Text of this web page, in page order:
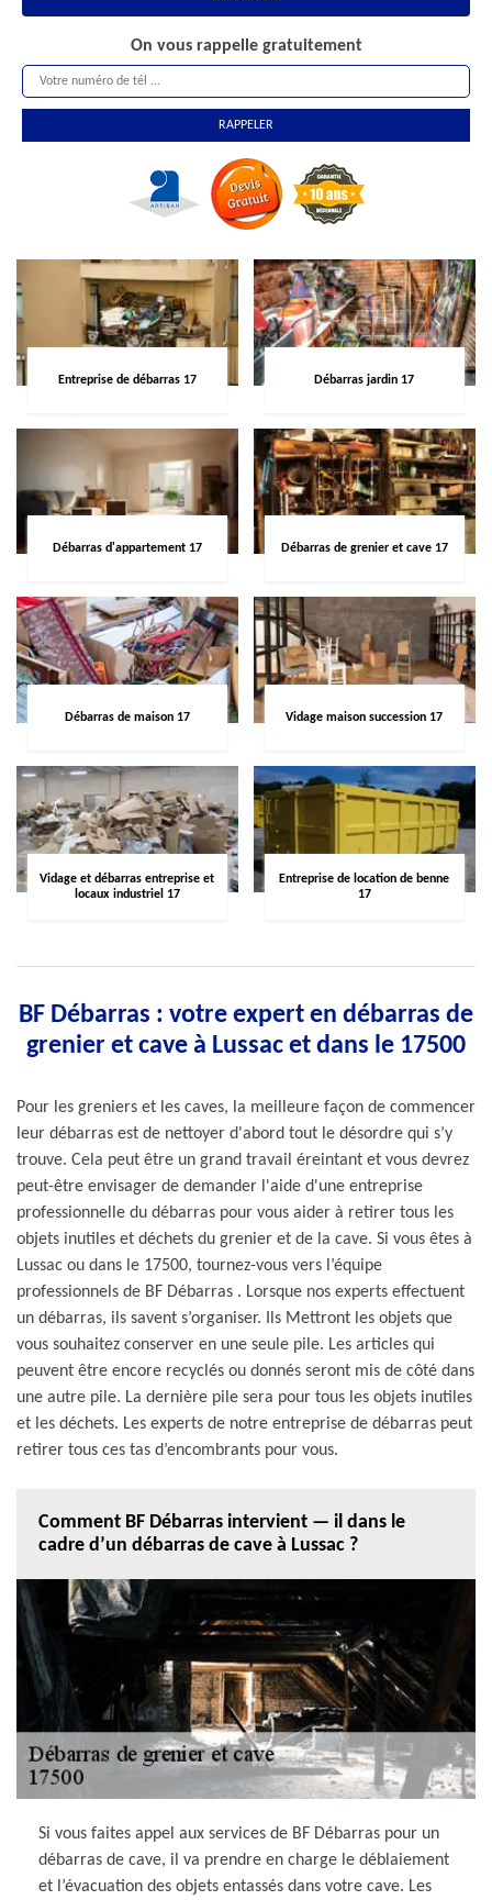
On vous rappelle gratuitement
Entreprise de débarras 17 Débarras jardin 17
Débarras d'appartement 17 Débarras de grenier et cave 17
Débarras de maison 17 Vidage maison succession 17
Vidage et débarras entreprise et
locaux industriel 17
Entreprise de location de benne
17
BF Débarras : votre expert en débarras de
grenier et cave à Lussac et dans le 17500
Pour les greniers et les caves, la meilleure façon de commencer
leur débarras est de nettoyer d'abord tout le désordre qui s’y
trouve. Cela peut être un grand travail éreintant et vous devrez
peut-être envisager de demander l'aide d'une entreprise
professionnelle du débarras pour vous aider à retirer tous les
objets inutiles et déchets du grenier et de la cave. Si vous êtes à
Lussac ou dans le 17500, tournez-vous vers l’équipe
professionnels de BF Débarras . Lorsque nos experts effectuent
un débarras, ils savent s’organiser. Ils Mettront les objets que
vous souhaitez conserver en une seule pile. Les articles qui
peuvent être encore recyclés ou donnés seront mis de côté dans
une autre pile. La dernière pile sera pour tous les objets inutiles
et les déchets. Les experts de notre entreprise de débarras peut
retirer tous ces tas d’encombrants pour vous.
Comment BF Débarras intervient — il dans le
cadre d’un débarras de cave à Lussac ?
Si vous faites appel aux services de BF Débarras pour un
débarras de cave, il va prendre en charge le déblaiement
et l’évacuation des objets entassés dans votre cave. Les